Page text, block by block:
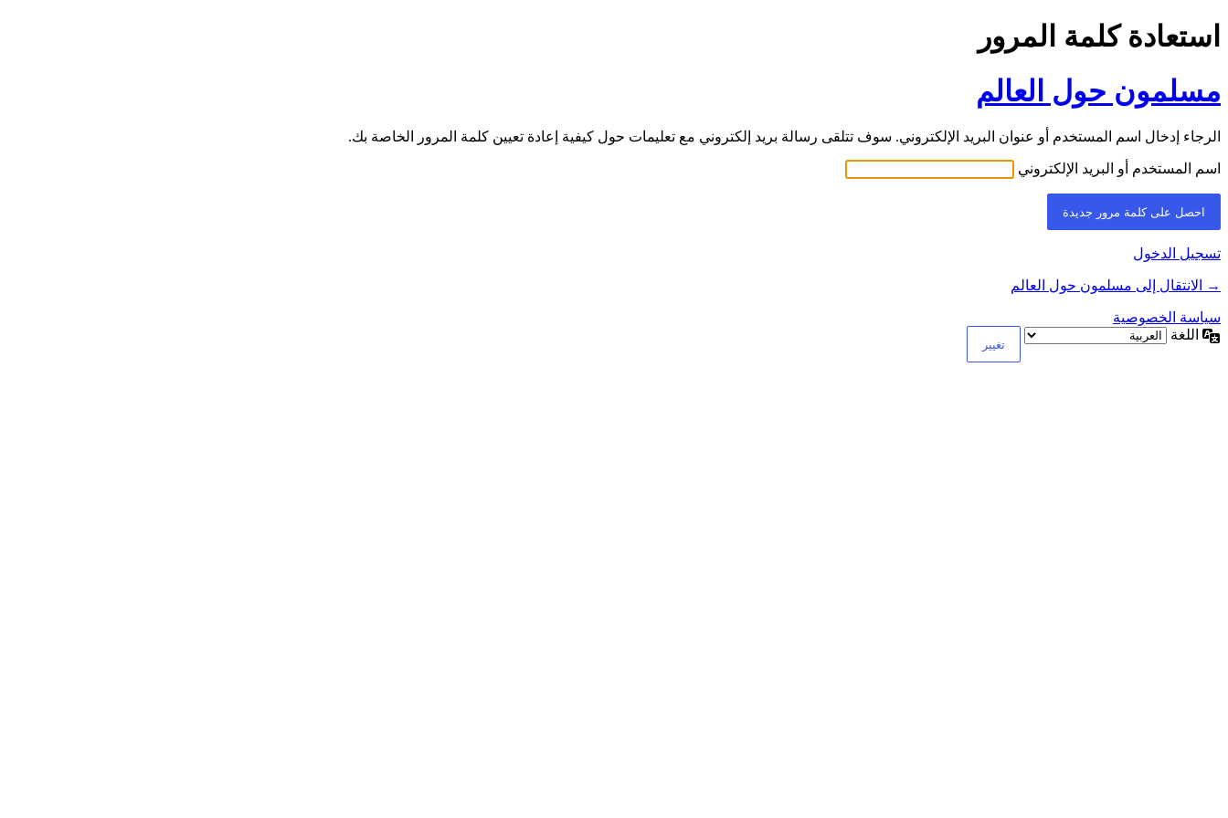
استعادة كلمة المرور
مسلمون حول العالم
الرجاء إدخال اسم المستخدم أو عنوان البريد الإلكتروني. سوف تتلقى رسالة بريد إلكتروني مع تعليمات حول كيفية إعادة تعيين كلمة المرور الخاصة بك.
اسم المستخدم أو البريد الإلكتروني
تسجيل الدخول
→ الانتقال إلى مسلمون حول العالم
سياسة الخصوصية
اللغة